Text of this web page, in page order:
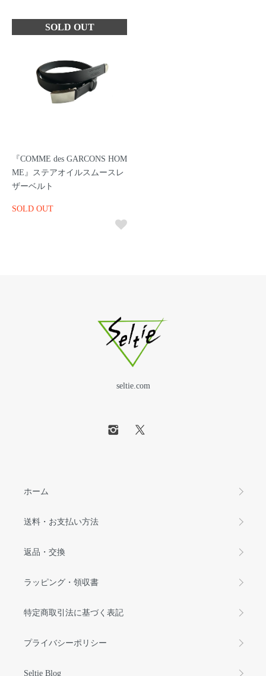
『COMME des GARCONS HOM
ME』ステアオイルスムースレ
ザーベルト
SOLD OUT
seltie.com
ホーム
送料・お支払い方法
返品・交換
ラッピング・領収書
特定商取引法に基づく表記
プライバシーポリシー
Seltie Blog